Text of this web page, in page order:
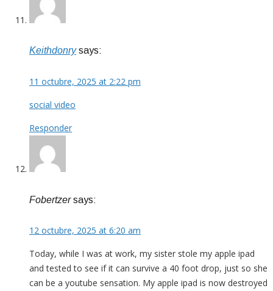
Keithdonry says:
11 octubre, 2025 at 2:22 pm
social video
Responder
Fobertzer says:
12 octubre, 2025 at 6:20 am
Today, while I was at work, my sister stole my apple ipad
and tested to see if it can survive a 40 foot drop, just so she
can be a youtube sensation. My apple ipad is now destroyed